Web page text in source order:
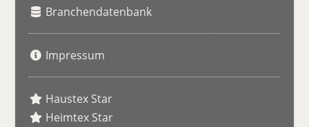
Branchendatenbank
Impressum
Haustex Star
Heimtex Star